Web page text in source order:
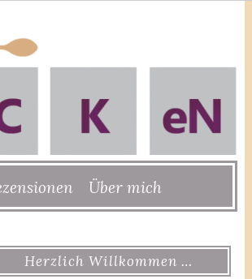
Über mich
Herzlich Willkommen …